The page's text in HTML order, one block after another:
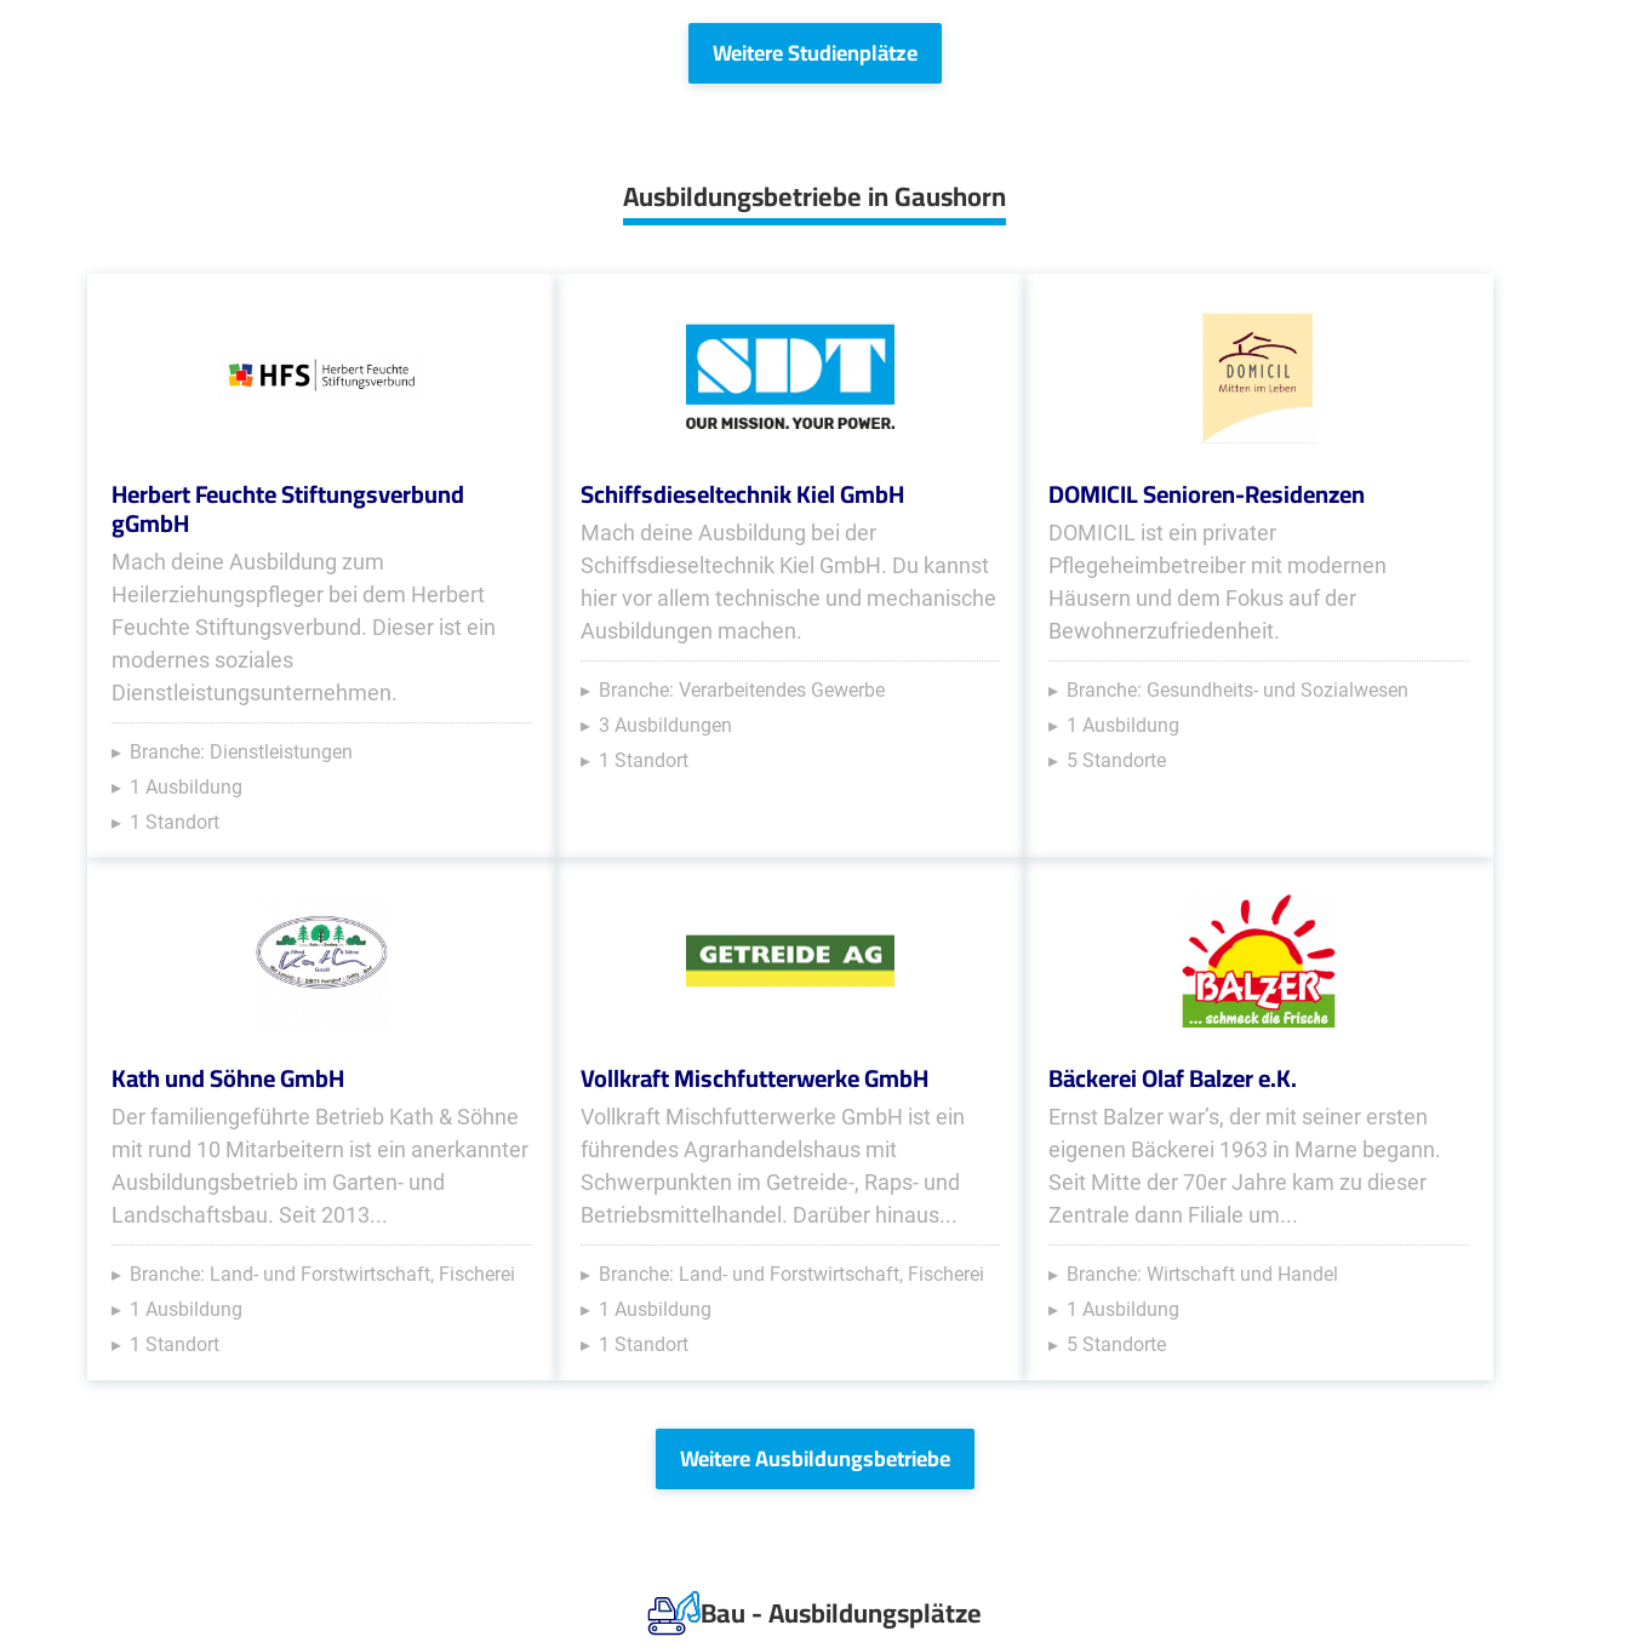
Weitere Studienplätze
Ausbildungsbetriebe in Gaushorn
Herbert Feuchte Stiftungsverbund
gGmbH
Mach deine Ausbildung zum
Heilerziehungspfleger bei dem Herbert
Feuchte Stiftungsverbund. Dieser ist ein
modernes soziales
Dienstleistungsunternehmen.
Branche: Dienstleistungen
1 Ausbildung
1 Standort
Schiffsdieseltechnik Kiel GmbH
Mach deine Ausbildung bei der
Schiffsdieseltechnik Kiel GmbH. Du kannst
hier vor allem technische und mechanische
Ausbildungen machen.
Branche: Verarbeitendes Gewerbe
3 Ausbildungen
1 Standort
DOMICIL Senioren-Residenzen
DOMICIL ist ein privater
Pflegeheimbetreiber mit modernen
Häusern und dem Fokus auf der
Bewohnerzufriedenheit.
Branche: Gesundheits- und Sozialwesen
1 Ausbildung
5 Standorte
Kath und Söhne GmbH
Der familiengeführte Betrieb Kath & Söhne
mit rund 10 Mitarbeitern ist ein anerkannter
Ausbildungsbetrieb im Garten- und
Landschaftsbau. Seit 2013...
Branche: Land- und Forstwirtschaft, Fischerei
1 Ausbildung
1 Standort
Vollkraft Mischfutterwerke GmbH
Vollkraft Mischfutterwerke GmbH ist ein
führendes Agrarhandelshaus mit
Schwerpunkten im Getreide-, Raps- und
Betriebsmittelhandel. Darüber hinaus...
Branche: Land- und Forstwirtschaft, Fischerei
1 Ausbildung
1 Standort
Bäckerei Olaf Balzer e.K.
Ernst Balzer war’s, der mit seiner ersten
eigenen Bäckerei 1963 in Marne begann.
Seit Mitte der 70er Jahre kam zu dieser
Zentrale dann Filiale um...
Branche: Wirtschaft und Handel
1 Ausbildung
5 Standorte
Weitere Ausbildungsbetriebe
Bau - Ausbildungsplätze